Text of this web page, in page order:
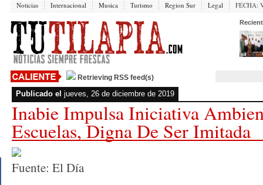
Noticias Internacional Musica Turismo Region Sur Legal FECHA:
Retrieving RSS feed(s)
Publicado el jueves, 26 de diciembre de 2019
Inabie Impulsa Iniciativa
Escuelas, Digna De Ser Imitada
Fuente: El Día